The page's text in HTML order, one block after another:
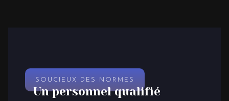
SOUCIEUX DES NORMES
Un personnel qualifié